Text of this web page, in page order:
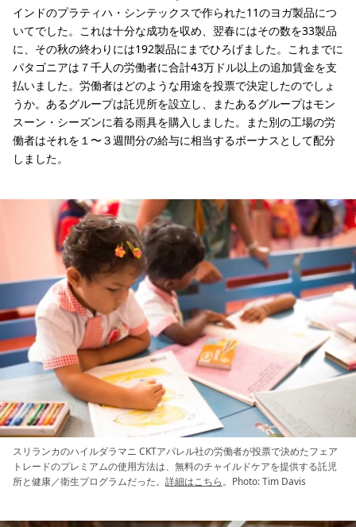
インドのプラティハ・シンテックスで作られた11のヨガ製品につ
いてでした。これは十分な成功を収め、翌春にはその数を33製品
に、その秋の終わりには192製品にまでひろげました。これまでに
パタゴニアは７千人の労働者に合計43万ドル以上の追加賃金を支
払いました。労働者はどのような用途を投票で決定したのでしょ
うか。あるグループは託児所を設立し、またあるグループはモン
スーン・シーズンに着る雨具を購入しました。また別の工場の労
働者はそれを１〜３週間分の給与に相当するボーナスとして配分
しました。
スリランカのハイルダラマニ CKTアパレル社の労働者が投票で決めたフェア
トレードのプレミアムの使用方法は、無料のチャイルドケアを提供する託児
所と健康／衛生プログラムだった。 詳細はこちら。Photo: Tim Davis